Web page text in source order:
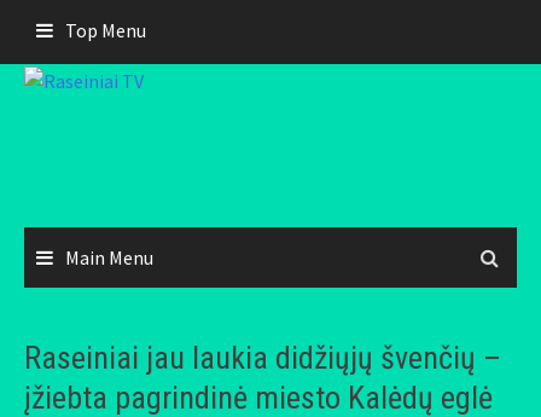
content
Top Menu
Main Menu
Raseiniai jau laukia didžiųjų švenčių –
įžiebta pagrindinė miesto Kalėdų eglė